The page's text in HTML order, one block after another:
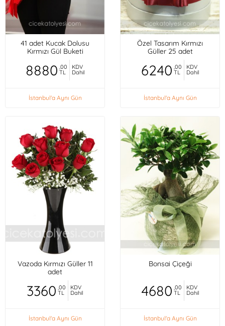
41 adet Kucak Dolusu
Kırmızı Gül Buketi
8880 ,00
TL
KDV
Dahil
İstanbul'a Aynı Gün
Özel Tasarım Kırmızı
Güller 25 adet
6240 ,00
TL
KDV
Dahil
İstanbul'a Aynı Gün
Vazoda Kırmızı Güller 11
adet
3360 ,00
TL
KDV
Dahil
İstanbul'a Aynı Gün
Bonsai Çiçeği
4680 ,00
TL
KDV
Dahil
İstanbul'a Aynı Gün